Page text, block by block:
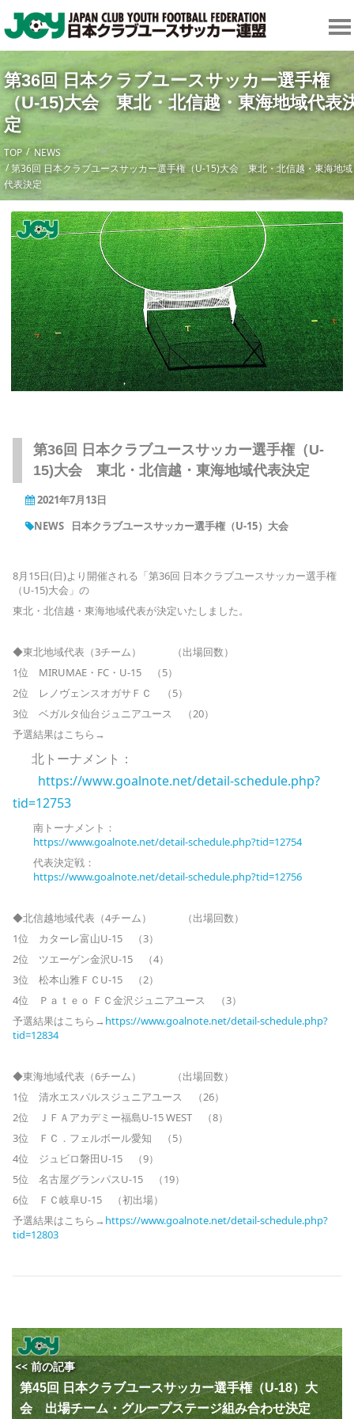
第36回 日本クラブユースサッカー選手権
（U-15)大会 東北・北信越・東海地域代表
定
TOP
NEWS
第36回 日本クラブユースサッカー選手権（U-15)大会 東北・北信越・東海地域
代表決定
第36回 日本クラブユースサッカー選手権（U-
15)大会 東北・北信越・東海地域代表決定
2021年7月13日
NEWS
日本クラブユースサッカー選手権（U-15）大会
8月15日(日)より開催される「第36回 日本クラブユースサッカー選手権
（U-15)大会」の
東北・北信越・東海地域代表が決定いたしました。
◆東北地域代表（3チーム） （出場回数）
1位 MIRUMAE・FC・U-15 （5）
2位 レノヴェンスオガサＦＣ （5）
3位 ベガルタ仙台ジュニアユース （20）
予選結果はこちら→
北トーナメント：
https://www.goalnote.net/detail-schedule.php?
tid=12753
南トーナメント：
https://www.goalnote.net/detail-schedule.php?tid=12754
代表決定戦：
https://www.goalnote.net/detail-schedule.php?tid=12756
◆北信越地域代表（4チーム） （出場回数）
1位 カターレ富山U-15 （3）
2位 ツエーゲン金沢U-15 （4）
3位 松本山雅ＦＣU-15 （2）
4位 Ｐａｔｅｏ ＦＣ金沢ジュニアユース （3）
予選結果はこちら→ https://www.goalnote.net/detail-schedule.php?
tid=12834
◆東海地域代表（6チーム） （出場回数）
1位 清水エスパルスジュニアユース （26）
2位 ＪＦＡアカデミー福島U-15 WEST （8）
3位 ＦＣ．フェルボール愛知 （5）
4位 ジュビロ磐田U-15 （9）
5位 名古屋グランパスU-15 （19）
6位 ＦＣ岐阜U-15 （初出場）
予選結果はこちら→ https://www.goalnote.net/detail-schedule.php?
tid=12803
<< 前の記事
第45回 日本クラブユースサッカー選手権（U-18）大
会 出場チーム・グループステージ組み合わせ決定